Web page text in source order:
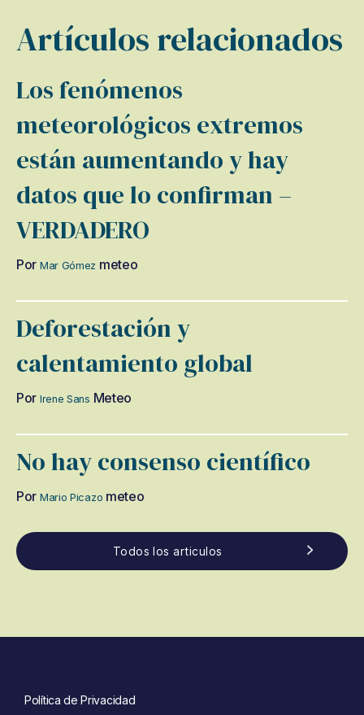
Artículos relacionados
Los fenómenos
meteorológicos extremos
están aumentando y hay
datos que lo confirman –
VERDADERO
Por Mar Gómez meteo
Deforestación y
calentamiento global
Por Irene Sans Meteo
No hay consenso científico
Por Mario Picazo meteo
Todos los articulos
Política de Privacidad